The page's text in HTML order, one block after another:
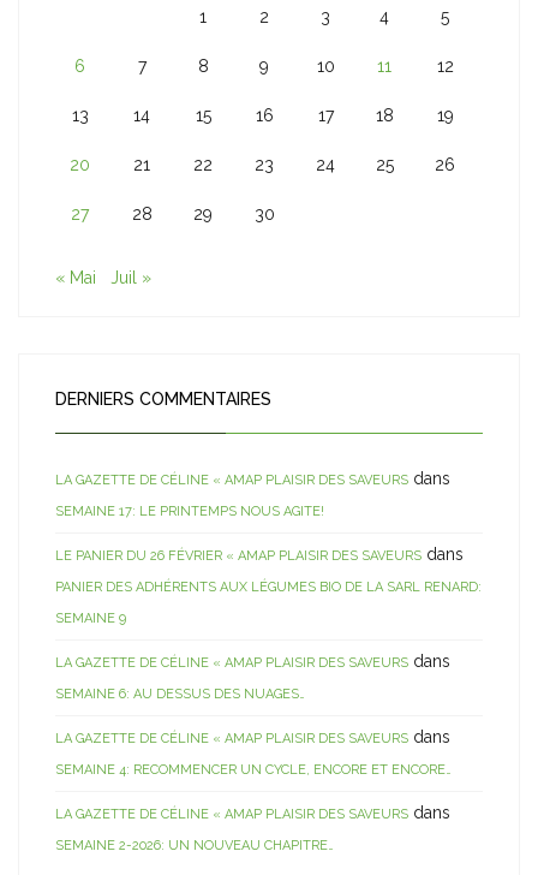
1 2 3 4 5
6 7 8 9 10 11 12
13 14 15 16 17 18 19
20 21 22 23 24 25 26
27 28 29 30
« Mai Juil »
DERNIERS COMMENTAIRES
LA GAZETTE DE CÉLINE « AMAP PLAISIR DES SAVEURS dans
SEMAINE 17: LE PRINTEMPS NOUS AGITE!
LE PANIER DU 26 FÉVRIER « AMAP PLAISIR DES SAVEURS dans
PANIER DES ADHÉRENTS AUX LÉGUMES BIO DE LA SARL RENARD:
SEMAINE 9
LA GAZETTE DE CÉLINE « AMAP PLAISIR DES SAVEURS dans
SEMAINE 6: AU DESSUS DES NUAGES…
LA GAZETTE DE CÉLINE « AMAP PLAISIR DES SAVEURS dans
SEMAINE 4: RECOMMENCER UN CYCLE, ENCORE ET ENCORE…
LA GAZETTE DE CÉLINE « AMAP PLAISIR DES SAVEURS dans
SEMAINE 2-2026: UN NOUVEAU CHAPITRE…